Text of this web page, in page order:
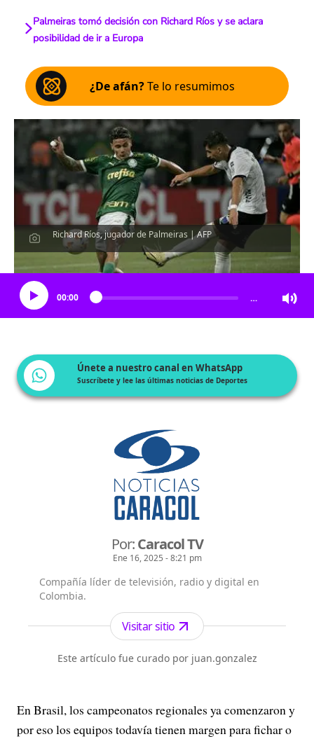
Palmeiras tomó decisión con Richard Ríos y se aclara
posibilidad de ir a Europa
¿De afán?Te lo resumimos
Richard Ríos, jugador de Palmeiras | AFP
Escucha el artículo
00:00 …
Únete a nuestro canal en WhatsApp
Suscríbete y lee las últimas noticias de Deportes
Por:Caracol TV
Ene 16, 2025 - 8:21 pm
Compañía líder de televisión, radio y digital en
Colombia.
Visitar sitio
Este artículo fue curado por juan.gonzalez
En Brasil, los campeonatos regionales ya comenzaron y
por eso los equipos todavía tienen margen para fichar o